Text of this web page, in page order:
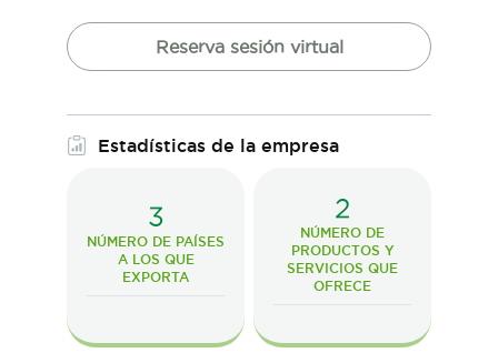
Reserva sesión virtual
Estadísticas de la empresa
3
NÚMERO DE PAÍSES
A LOS QUE
EXPORTA
2
NÚMERO DE
PRODUCTOS Y
SERVICIOS QUE
OFRECE